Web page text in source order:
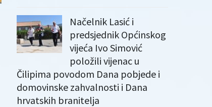
Načelnik Lasić i
predsjednik Općinskog
vijeća Ivo Simović
položili vijenac u
Čilipima povodom Dana pobjede i
domovinske zahvalnosti i Dana
hrvatskih branitelja